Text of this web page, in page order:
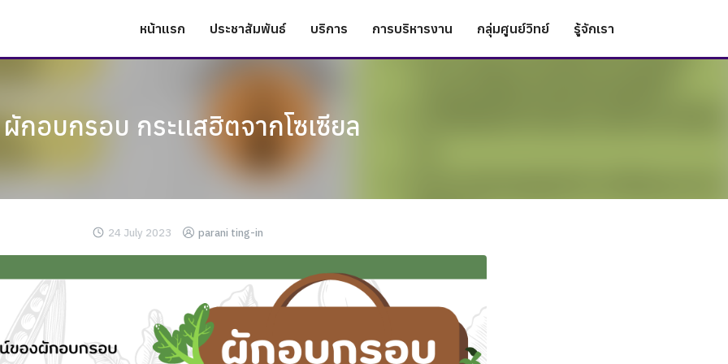
หน้าแรก ประชาสัมพันธ์ บริการ การบริหารงาน กลุ่มศูนย์วิทย์ รู้จักเรา
ผักอบกรอบ กระเเสฮิตจากโซเซียล
24 July 2023 parani ting-in